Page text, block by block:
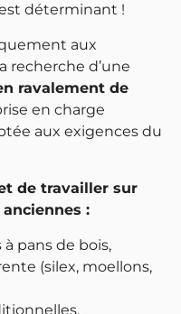
déterminant !
aux
recherche d’une
ravalement de
en charge
aux exigences du
de travailler sur
:
pans de bois,
(silex, moellons,